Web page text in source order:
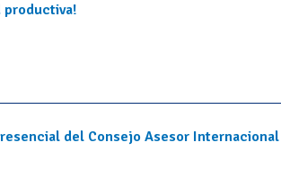
productiva!
del Consejo Asesor Internacional